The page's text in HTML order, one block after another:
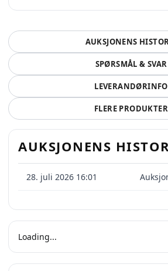
AUKSJONENS
SPØRSMÅL & SVAR
LEVERANDØRINFO
FLERE PRODUKTER
AUKSJONENS
28. juli 2026 16:01
Loading...